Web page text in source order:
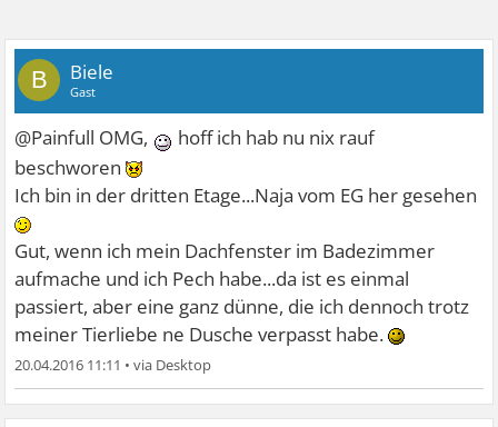
B Biele
Gast
@Painfull OMG,
hoff ich hab nu nix rauf
beschworen
Ich bin in der dritten Etage...Naja vom EG her gesehen
Gut, wenn ich mein Dachfenster im Badezimmer
aufmache und ich Pech habe...da ist es einmal
passiert, aber eine ganz dünne, die ich dennoch trotz
meiner Tierliebe ne Dusche verpasst habe.
20.04.2016 11:11 •